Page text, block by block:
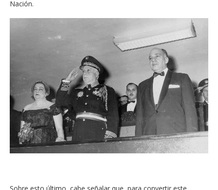
Nación.